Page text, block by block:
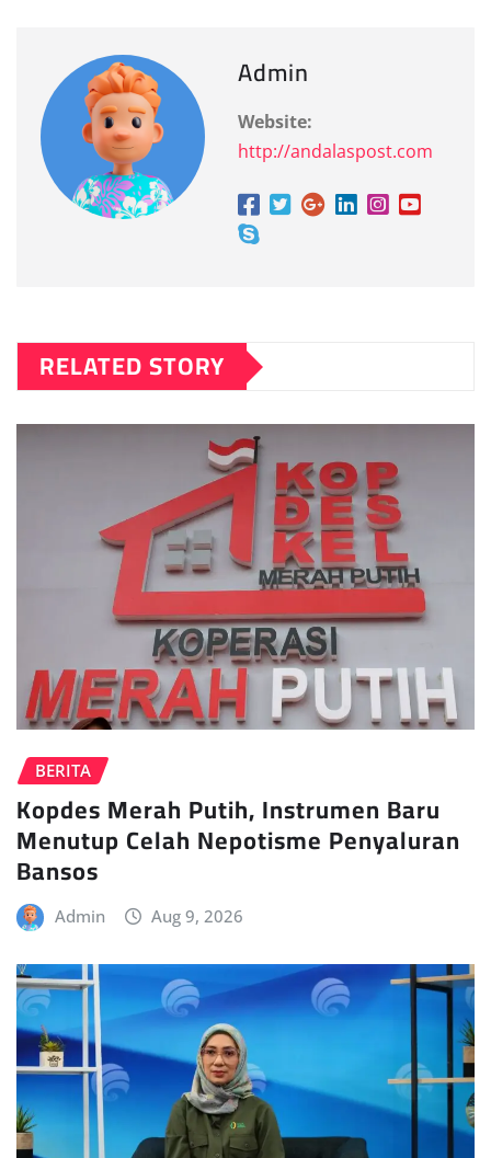
Admin
Website:
http://andalaspost.com
RELATED STORY
BERITA
Kopdes Merah Putih, Instrumen Baru
Menutup Celah Nepotisme Penyaluran
Bansos
Admin Aug 9, 2026